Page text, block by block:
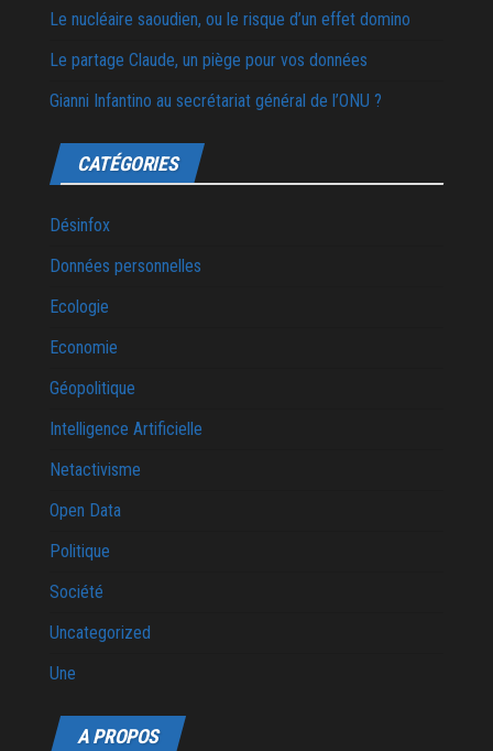
Le nucléaire saoudien, ou le risque d’un effet domino
Le partage Claude, un piège pour vos données
Gianni Infantino au secrétariat général de l’ONU ?
CATÉGORIES
Désinfox
Données personnelles
Ecologie
Economie
Géopolitique
Intelligence Artificielle
Netactivisme
Open Data
Politique
Société
Uncategorized
Une
A PROPOS